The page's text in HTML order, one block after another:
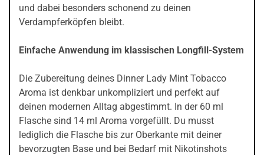
und dabei besonders schonend zu deinen
Verdampferköpfen bleibt.
Einfache Anwendung im klassischen Longfill-System
Die Zubereitung deines Dinner Lady Mint Tobacco
Aroma ist denkbar unkompliziert und perfekt auf
deinen modernen Alltag abgestimmt. In der 60 ml
Flasche sind 14 ml Aroma vorgefüllt. Du musst
lediglich die Flasche bis zur Oberkante mit deiner
bevorzugten Base und bei Bedarf mit Nikotinshots